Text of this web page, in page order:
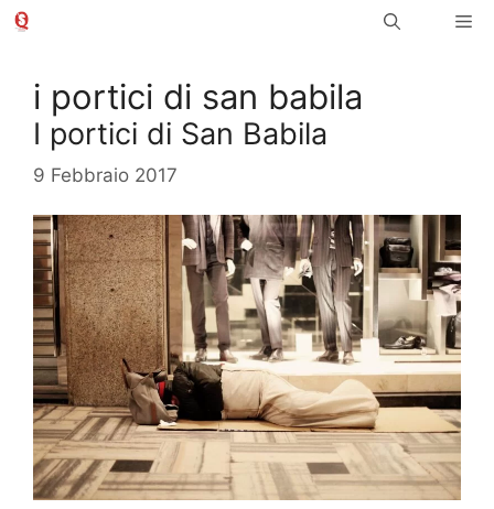
Vai
i portici di san babila
I portici di San Babila
9 Febbraio 2017